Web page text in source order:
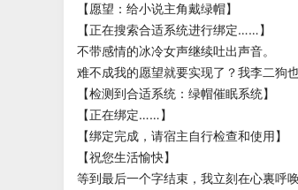
【愿望：给小说主角戴绿帽】
【正在搜索合适系统进行绑定……】
不带感情的冰冷女声继续吐出声音。
难不成我的愿望就要实现了？我李二狗
【检测到合适系统：绿帽催眠系统】
【正在绑定……】
【绑定完成，请宿主自行检查和使用】
【祝您生活愉快】
等到最后一个字结束，我立刻在心裏呼